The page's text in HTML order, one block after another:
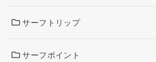
サーフトリップ
サーフポイント